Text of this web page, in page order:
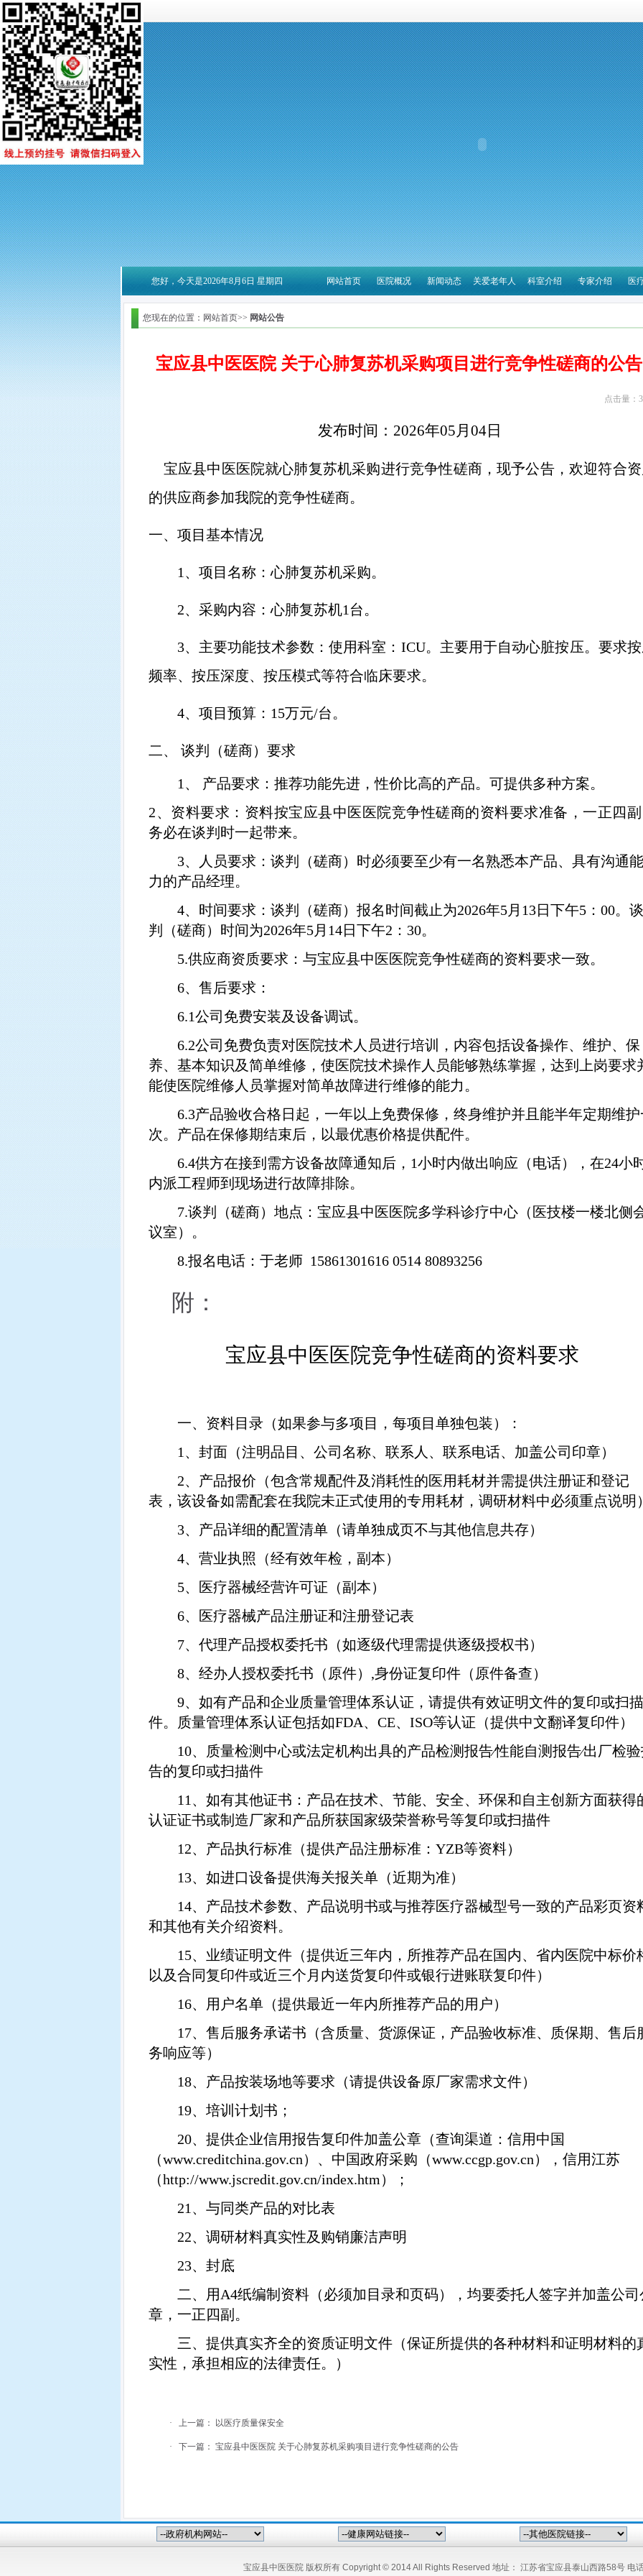
您好，今天是2026年8月6日 星期四 医
专家介绍
科室介绍
关爱老年人
新闻动态
医院概况
网站首页
您现在的位置：网站首页>> 网站公告
宝应县中医医院 关于心肺复苏机采购项目进行竞争性磋商的公告
点击量：
发布时间： 2026年05月04日
宝应县中医医院就心肺复苏机采购进行竞争性磋商，现予公告，欢迎符合
的供应商参加我院的竞争性磋商。
一、项目基本情况
1、 项目名称：心肺复苏机采购。
2、 采购内容：心肺复苏机1台。
3、 主要功能技术参数：使用科室： ICU。主要用于自动心脏按压。要求
频率、按压深度、按压模式等符合临床要求。
4、 项目预算： 15万元/台。
二、 谈判（磋商）要求
1 、 产品要求：推荐功能先进，性价比高的产品。可提供多种方案。
2、资料要求：资料按宝应县中医医院竞争性磋商的资料要求准备，一正四
务必在谈判时一起带来。
3、人员要求：谈判（磋商）时必须要至少有一名熟悉本产品、具有沟通能
力的产品经理。
4、时间要求：谈判（磋商）报名时间截止为2026年5月 13日下午5 ： 00。谈
判（磋商）时间为2026年5月 14日下午2 ： 30。
5.供应商资质要求：与宝应县中医医院竞争性磋商的资料要求一致。
6、售后要求：
6.1公司免费安装及设备调试。
6.2公司免费负责对医院技术人员进行培训，内容包括设备操作、维护、保
养、基本知识及简单维修，使医院技术操作人员能够熟练掌握，达到上岗要求
能使医院维修人员掌握对简单故障进行维修的能力。
6.3产品验收合格日起，一年以上免费保修，终身维护并且能半年定期维护
次。产品在保修期结束后，以最优惠价格提供配件。
6.4供方在接到需方设备故障通知后， 1小时内做出响应（电话），在24小
内派工程师到现场进行故障排除。
7.谈判（磋商）地点：宝应县中医医院多学科诊疗中心（医技楼一楼北侧
议室）。
8.报名电话：于老师 15861301616 0514 80893256
附：
宝应县中医医院竞争性磋商的资料要求
一、资料目录（如果参与多项目，每项目单独包装）：
1 、封面（注明品目、公司名称、联系人、联系电话、加盖公司印章）
2、产品报价（包含常规配件及消耗性的医用耗材并需提供注册证和登记
表，该设备如需配套在我院未正式使用的专用耗材，调研材料中必须重点说明
3、产品详细的配置清单（请单独成页不与其他信息共存）
4、营业执照（经有效年检，副本）
5、医疗器械经营许可证（副本）
6、医疗器械产品注册证和注册登记表
7、代理产品授权委托书（如逐级代理需提供逐级授权书）
8、经办人授权委托书（原件） ,身份证复印件（原件备查）
9、如有产品和企业质量管理体系认证，请提供有效证明文件的复印或扫描
件。质量管理体系认证包括如FDA、 CE、 ISO等认证（提供中文翻译复印件）
10、质量检测中心或法定机构出具的产品检测报告∕性能自测报告∕出厂检
告的复印或扫描件
11 、如有其他证书：产品在技术、节能、安全、环保和自主创新方面获得
认证证书或制造厂家和产品所获国家级荣誉称号等复印或扫描件
12、产品执行标准（提供产品注册标准： YZB等资料）
13、如进口设备提供海关报关单（近期为准）
14、产品技术参数、产品说明书或与推荐医疗器械型号一致的产品彩页资
和其他有关介绍资料。
15、业绩证明文件（提供近三年内，所推荐产品在国内、省内医院中标价
以及合同复印件或近三个月内送货复印件或银行进账联复印件）
16、用户名单（提供最近一年内所推荐产品的用户）
17、售后服务承诺书（含质量、货源保证，产品验收标准、质保期、售后
务响应等）
18、产品按装场地等要求（请提供设备原厂家需求文件）
19、培训计划书；
20、提供企业信用报告复印件加盖公章（查询渠道：信用中国
（www.creditchina.gov.cn）、中国政府采购（www.ccgp.gov.cn），信用江苏
（http://www.jscredit.gov.cn/index.htm ）；
21 、与同类产品的对比表
22、调研材料真实性及购销廉洁声明
23、封底
二、用 A4纸编制资料（必须加目录和页码），均要委托人签字并加盖公司
章，一正四副。
三、提供真实齐全的资质证明文件（保证所提供的各种材料和证明材料的
实性，承担相应的法律责任。）
· 上一篇： 以医疗质量保安全
· 下一篇： 宝应县中医医院 关于心肺复苏机采购项目进行竞争性磋商的公告
宝应县中医医院 版权所有 Copyright © 2014 All Rights Reserved 地址： 江苏省宝应县泰山西路58号